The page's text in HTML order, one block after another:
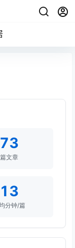
73
篇文章
13
分钟/篇